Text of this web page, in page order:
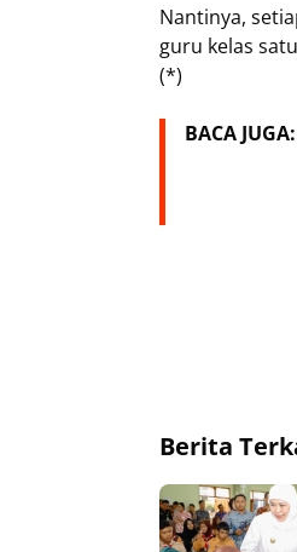
Nantinya,
guru kelas
(*)
BACA JUGA:
Berita